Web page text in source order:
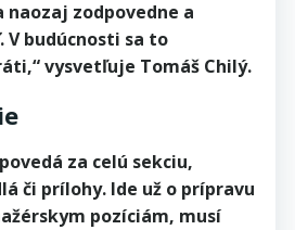
naozaj zodpovedne a
budúcnosti sa to
vysvetľuje Tomáš Chilý.
za celú sekciu,
či prílohy. Ide už o prípravu
pozíciám, musí